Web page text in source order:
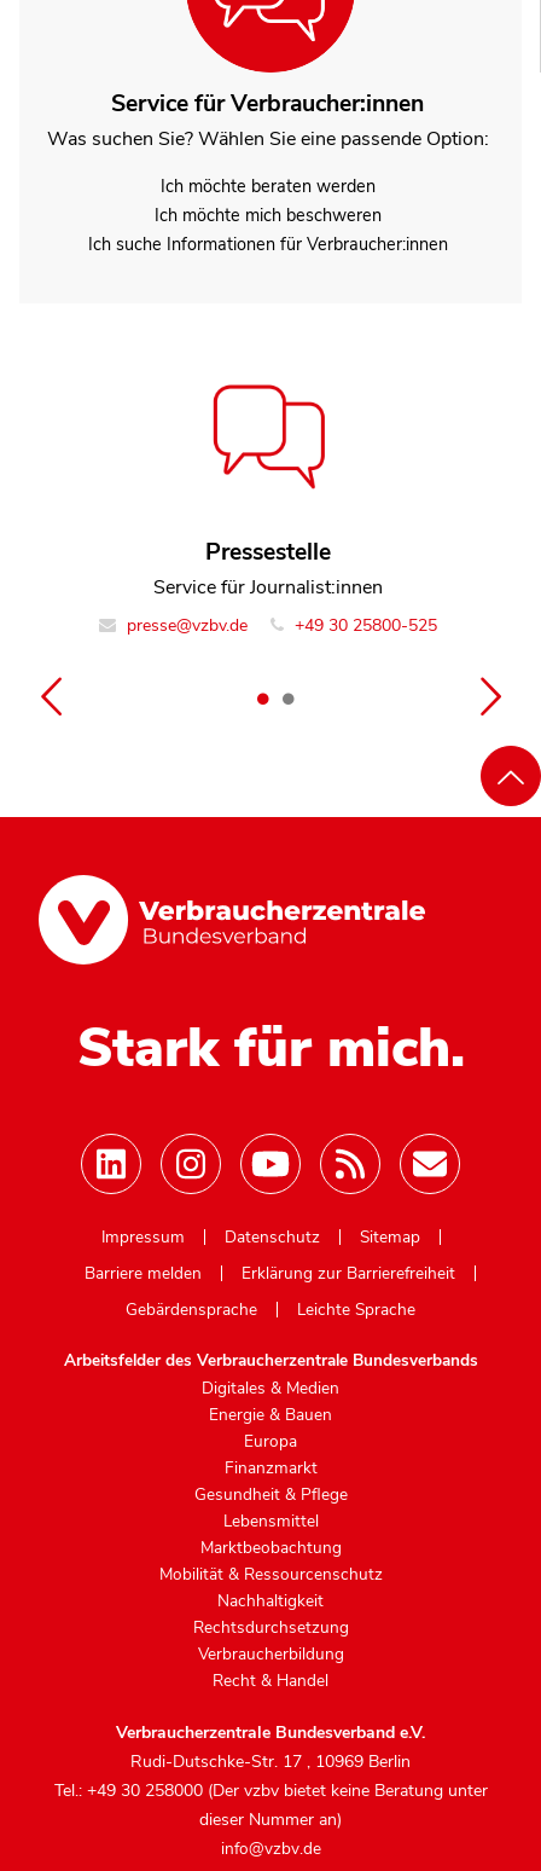
Service für Verbraucher:innen
Was suchen Sie? Wählen Sie eine passende Option:
Ich möchte beraten werden
Ich möchte mich beschweren
Ich suche Informationen für Verbraucher:innen
Pressestelle
Service für Journalist:innen
presse@vzbv.de +49 30 25800-525
Dennis Romberg
Leiter Team Marktbeobachtung Digitales
info@vzbv.de +49 30 25800-0
Stark für mich.
Impressum
Datenschutz
Sitemap
Barriere melden
Erklärung zur Barrierefreiheit
Gebärdensprache
Leichte Sprache
Arbeitsfelder des Verbraucherzentrale Bundesverbands
Digitales & Medien
Energie & Bauen
Europa
Finanzmarkt
Gesundheit & Pflege
Lebensmittel
Marktbeobachtung
Mobilität & Ressourcenschutz
Nachhaltigkeit
Rechtsdurchsetzung
Verbraucherbildung
Recht & Handel
Verbraucherzentrale Bundesverband e.V.
Rudi-Dutschke-Str. 17 , 10969 Berlin
Tel.: +49 30 258000 (Der vzbv bietet keine Beratung unter
dieser Nummer an)
info@vzbv.de